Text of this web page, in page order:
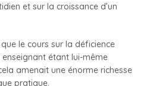
et sur la croissance d’un
le cours sur la déficience
étant lui-même
amenait une énorme richesse
pratique.